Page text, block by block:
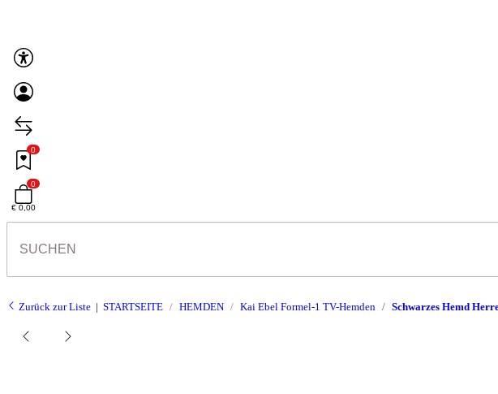
0
0
€ 0,00
Zurück zur Liste STARTSEITE HEMDEN Kai Ebel Formel-1 TV-Hemden Schwarzes Hemd